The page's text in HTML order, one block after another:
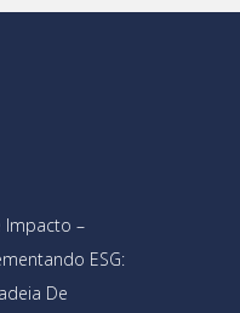
Impacto –
ESG:
De